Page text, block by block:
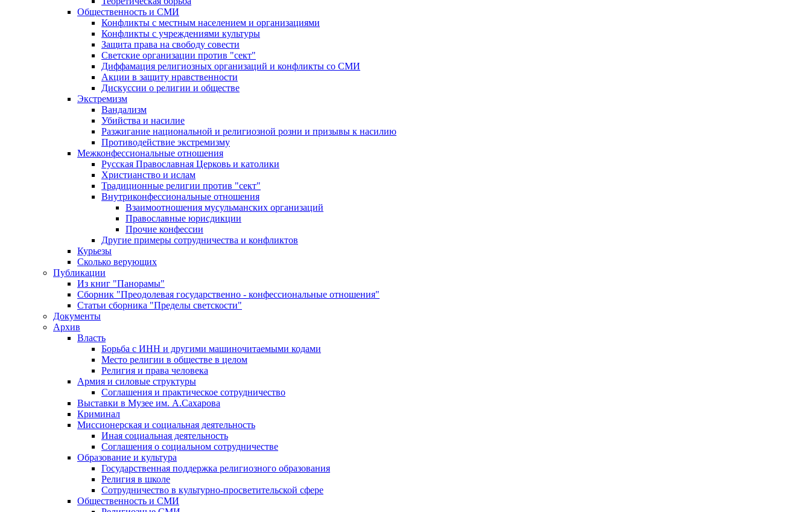
Общественность и СМИ
Конфликты с местным населением и организациями
Конфликты с учреждениями культуры
Защита права на свободу совести
Светские организации против "сект"
Диффамация религиозных организаций и конфликты со СМИ
Акции в защиту нравственности
Дискуссии о религии и обществе
Экстремизм
Вандализм
Убийства и насилие
Разжигание национальной и религиозной розни и призывы к насилию
Противодействие экстремизму
Межконфессиональные отношения
Русская Православная Церковь и католики
Христианство и ислам
Традиционные религии против "сект"
Внутриконфессиональные отношения
Взаимоотношения мусульманских организаций
Православные юрисдикции
Прочие конфессии
Другие примеры сотрудничества и конфликтов
Курьезы
Сколько верующих
Публикации
Из книг "Панорамы"
Сборник "Преодолевая государственно - конфессиональные отношения"
Статьи сборника "Пределы светскости"
Документы
Архив
Власть
Борьба с ИНН и другими машиночитаемыми кодами
Место религии в обществе в целом
Религия и права человека
Армия и силовые структуры
Соглашения и практическое сотрудничество
Выставки в Музее им. А.Сахарова
Криминал
Миссионерская и социальная деятельность
Иная социальная деятельность
Соглашения о социальном сотрудничестве
Образование и культура
Государственная поддержка религиозного образования
Религия в школе
Сотрудничество в культурно-просветительской сфере
Общественность и СМИ